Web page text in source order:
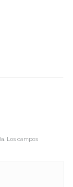
Los campos